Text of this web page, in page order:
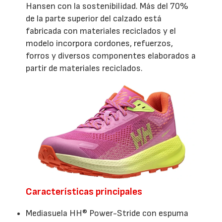
Hansen con la sostenibilidad. Más del 70%
de la parte superior del calzado está
fabricada con materiales reciclados y el
modelo incorpora cordones, refuerzos,
forros y diversos componentes elaborados a
partir de materiales reciclados.
Características principales
Mediasuela HH® Power-Stride con espuma